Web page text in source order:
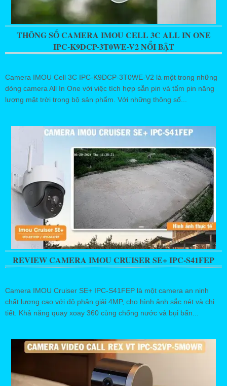
THÔNG SỐ CAMERA IMOU CELL 3C ALL IN ONE
IPC-K9DCP-3T0WE-V2 NỔI BẬT
Camera IMOU Cell 3C IPC-K9DCP-3T0WE-V2 là một trong những
dòng camera All In One với việc tích hợp sẵn pin và tấm pin năng
lượng mặt trời trong bộ sản phẩm. Với những thông số...
REVIEW CAMERA IMOU CRUISER SE+ IPC-S41FEP
Camera IMOU Cruiser SE+ IPC-S41FEP là một camera an ninh
chất lượng cao với độ phân giải 4MP, cho hình ảnh sắc nét và chi
tiết. Khả năng quay xoay 360 cùng chống nước và bụi bẩn...